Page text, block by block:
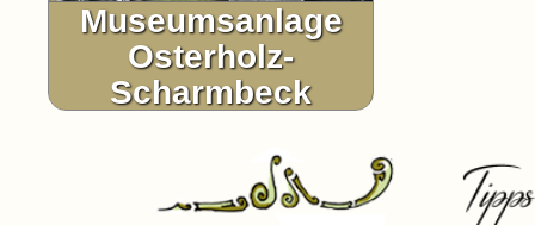
Museumsanlage
Osterholz-
Scharmbeck